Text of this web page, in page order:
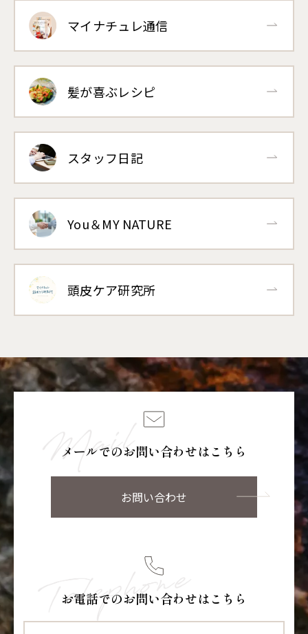
マイナチュレ通信
髪が喜ぶレシピ
スタッフ日記
You＆MY NATURE
頭皮ケア研究所
メールでのお問い合わせはこちら
お問い合わせ
お電話でのお問い合わせはこちら